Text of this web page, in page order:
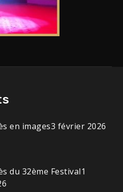
en images3 février 2026
du 32ème Festival1